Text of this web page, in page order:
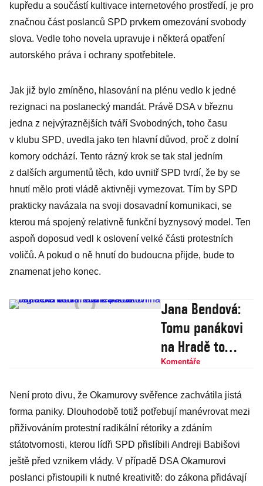
kupředu a součástí kultivace internetového prostředí, je pro
značnou část poslanců SPD prvkem omezování svobody
slova. Vedle toho novela upravuje i některá opatření
autorského práva i ochrany spotřebitele.
Jak již bylo zmíněno, hlasování na plénu vedlo k jedné
rezignaci na poslanecký mandát. Právě DSA v březnu
jedna z nejvýraznějších tváří Svobodných, toho času
v klubu SPD, uvedla jako ten hlavní důvod, proč z dolní
komory odchází. Tento rázný krok se tak stal jedním
z dalších argumentů těch, kdo uvnitř SPD tvrdí, že by se
hnutí mělo proti vládě aktivněji vymezovat. Tím by SPD
prakticky navázala na svoji dosavadní komunikaci, se
kterou má spojený relativně funkční byznysový model. Ten
aspoň doposud vedl k oslovení velké části protestních
voličů. A pokud o ně hnutí do budoucna přijde, bude to
znamenat jeho konec.
Jana Bendová:
Tomu panákovi
na Hradě to
osolíme aneb
legrácka vůči
Petru Pavlovi
Komentáře
Není proto divu, že Okamurovy svěřence zachvátila jistá
forma paniky. Dlouhodobě totiž potřebují manévrovat mezi
přiživováním protestní radikální rétoriky a zdáním
státotvornosti, kterou lídři SPD přislíbili Andreji Babišovi
ještě před vznikem vlády. V případě DSA Okamurovi
poslanci přistoupili k nutné kreativitě: do zákona přidávají